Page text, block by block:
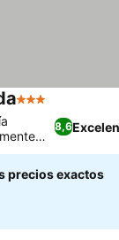
3 Estrellas
8,6
precios exactos